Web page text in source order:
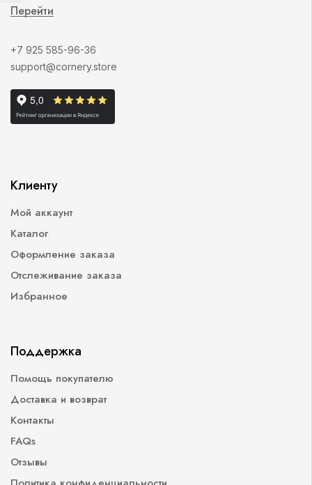
Перейти
+7 925 585-96-36
support@cornery.store
Клиенту
Мой аккаунт
Каталог
Оформление заказа
Отслеживание заказа
Избранное
Поддержка
Помощь покупателю
Доставка и возврат
Контакты
FAQs
Отзывы